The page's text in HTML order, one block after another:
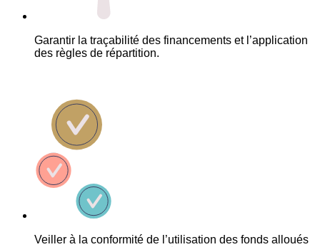
Garantir la traçabilité des financements et l’application
des règles de répartition.
Veiller à la conformité de l’utilisation des fonds alloués